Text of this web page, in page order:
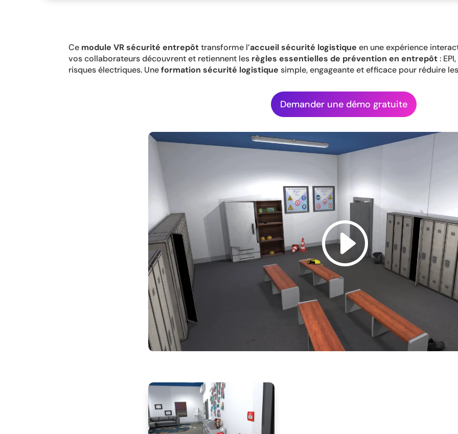
Ce module VR sécurité entrepôttransforme l’accueil sécurité logistique en une expérience
vos collaborateurs découvrent et retiennent les règles essentielles de prévention en entrepôt:
risques électriques. Uneformation sécurité logistique simple, engageante et efficace pour réduire
Demander une démo gratuite